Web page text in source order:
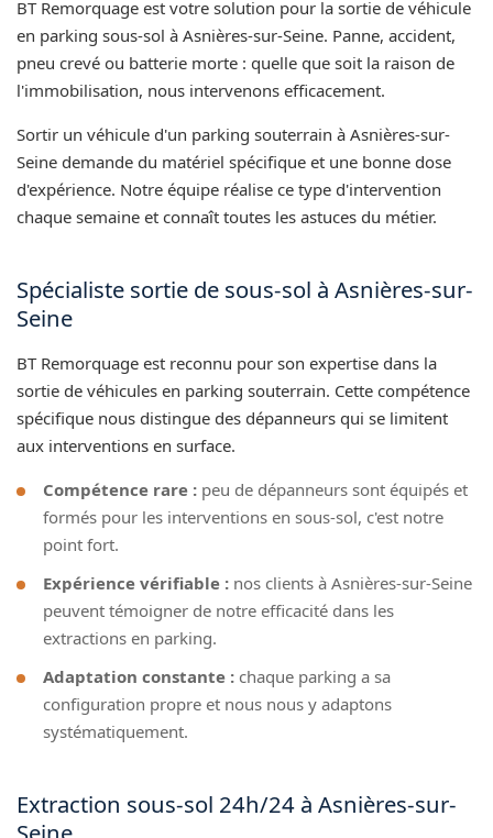
BT Remorquage est votre solution pour la sortie de véhicule
en parking sous-sol à Asnières-sur-Seine. Panne, accident,
pneu crevé ou batterie morte : quelle que soit la raison de
l'immobilisation, nous intervenons efficacement.
Sortir un véhicule d'un parking souterrain à Asnières-sur-
Seine demande du matériel spécifique et une bonne dose
d'expérience. Notre équipe réalise ce type d'intervention
chaque semaine et connaît toutes les astuces du métier.
Spécialiste sortie de sous-sol à Asnières-sur-
Seine
BT Remorquage est reconnu pour son expertise dans la
sortie de véhicules en parking souterrain. Cette compétence
spécifique nous distingue des dépanneurs qui se limitent
aux interventions en surface.
Compétence rare : peu de dépanneurs sont équipés et
formés pour les interventions en sous-sol, c'est notre
point fort.
Expérience vérifiable : nos clients à Asnières-sur-Seine
peuvent témoigner de notre efficacité dans les
extractions en parking.
Adaptation constante : chaque parking a sa
configuration propre et nous nous y adaptons
systématiquement.
Extraction sous-sol 24h/24 à Asnières-sur-